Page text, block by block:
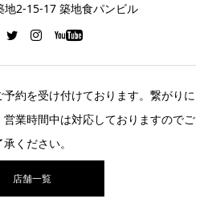
地2-15-17 築地食パンビル
約を受け付けております。繋がりに
業時間中は対応しておりますのでご
承ください。
店舗一覧